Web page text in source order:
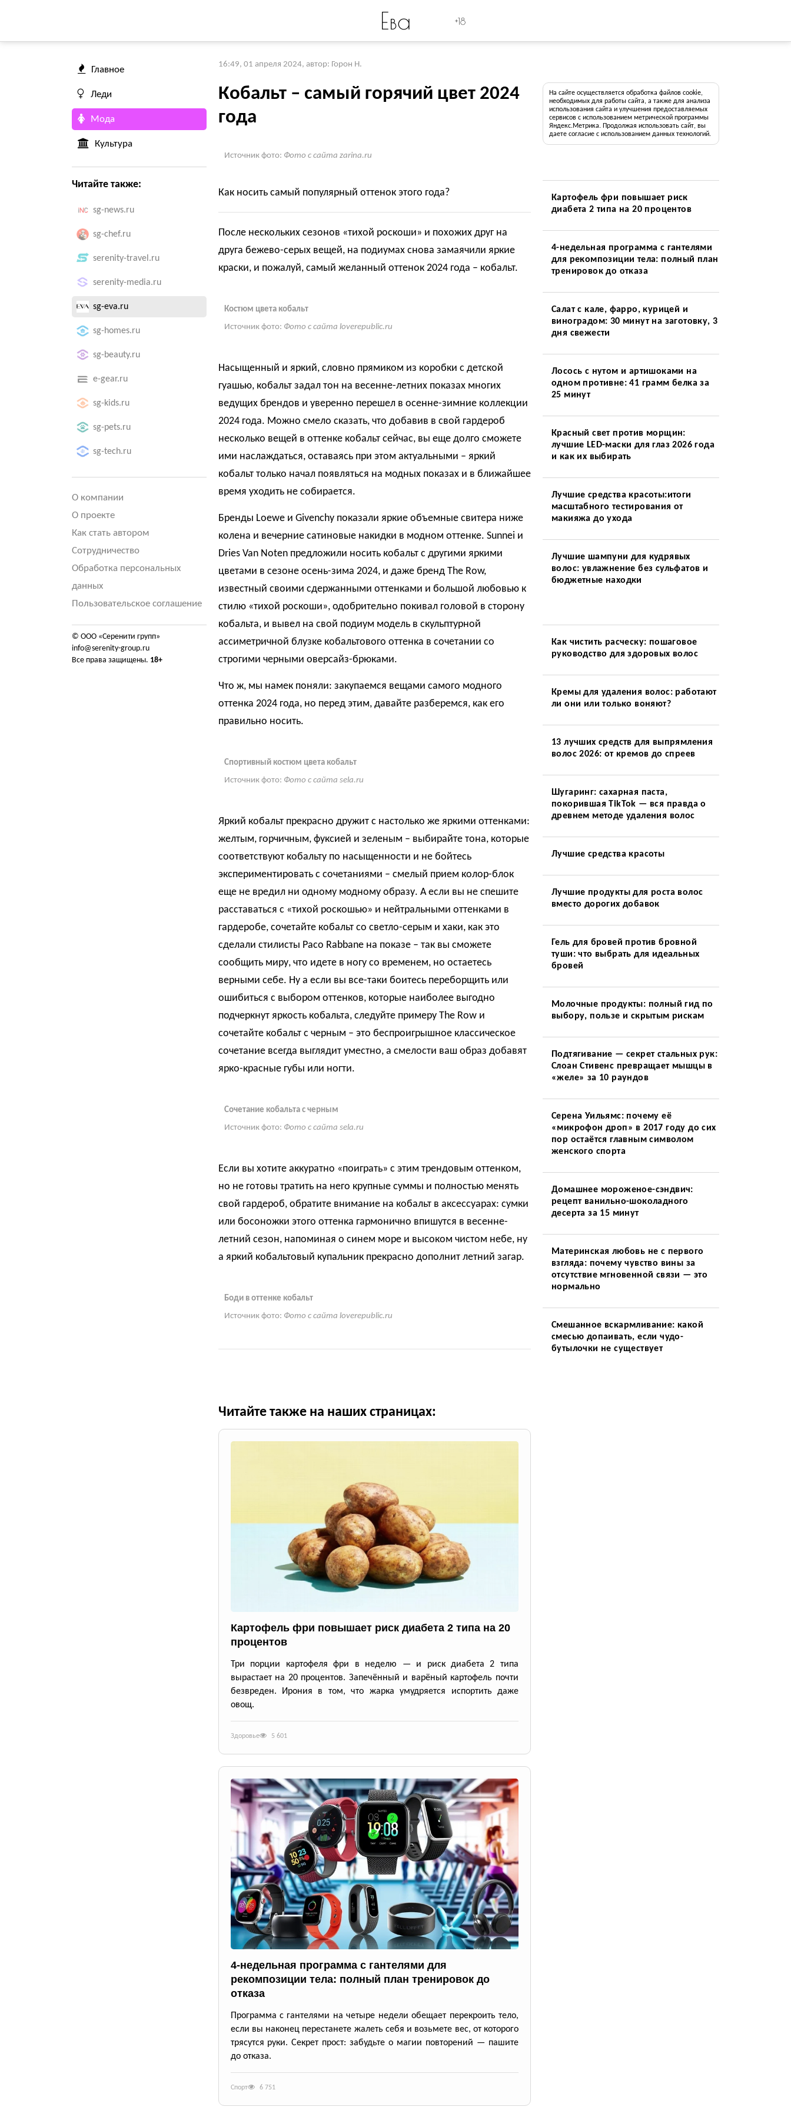
Ева +18
Главное
Леди
Мода
Культура
Читайте также:
sg-news.ru
sg-chef.ru
serenity-travel.ru
serenity-media.ru
sg-eva.ru
sg-homes.ru
sg-beauty.ru
e-gear.ru
sg-kids.ru
sg-pets.ru
sg-tech.ru
О компании
О проекте
Как стать автором
Сотрудничество
Обработка персональных
данных
Пользовательское соглашение
© ООО «Серенити групп»
info@serenity-group.ru
Все права защищены. 18+
16:49, 01 апреля 2024, автор: Горон Н.
Кобальт – самый горячий цвет 2024
года
Источник фото: Фото с сайта zarina.ru
Как носить самый популярный оттенок этого года?
После нескольких сезонов «тихой роскоши» и похожих друг на
друга бежево-серых вещей, на подиумах снова замаячили яркие
краски, и пожалуй, самый желанный оттенок 2024 года – кобальт.
Костюм цвета кобальт
Источник фото: Фото с сайта loverepublic.ru
Насыщенный и яркий, словно прямиком из коробки с детской
гуашью, кобальт задал тон на весенне-летних показах многих
ведущих брендов и уверенно перешел в осенне-зимние коллекции
2024 года. Можно смело сказать, что добавив в свой гардероб
несколько вещей в оттенке кобальт сейчас, вы еще долго сможете
ими наслаждаться, оставаясь при этом актуальными – яркий
кобальт только начал появляться на модных показах и в ближайшее
время уходить не собирается.
Бренды Loewe и Givenchy показали яркие объемные свитера ниже
колена и вечерние сатиновые накидки в модном оттенке. Sunnei и
Dries Van Noten предложили носить кобальт с другими яркими
цветами в сезоне осень-зима 2024, и даже бренд The Row,
известный своими сдержанными оттенками и большой любовью к
стилю «тихой роскоши», одобрительно покивал головой в сторону
кобальта, и вывел на свой подиум модель в скульптурной
ассиметричной блузке кобальтового оттенка в сочетании со
строгими черными оверсайз-брюками.
Что ж, мы намек поняли: закупаемся вещами самого модного
оттенка 2024 года, но перед этим, давайте разберемся, как его
правильно носить.
Спортивный костюм цвета кобальт
Источник фото: Фото с сайта sela.ru
Яркий кобальт прекрасно дружит с настолько же яркими оттенками:
желтым, горчичным, фуксией и зеленым – выбирайте тона, которые
соответствуют кобальту по насыщенности и не бойтесь
экспериментировать с сочетаниями – смелый прием колор-блок
еще не вредил ни одному модному образу. А если вы не спешите
расставаться с «тихой роскошью» и нейтральными оттенками в
гардеробе, сочетайте кобальт со светло-серым и хаки, как это
сделали стилисты Paco Rabbane на показе – так вы сможете
сообщить миру, что идете в ногу со временем, но остаетесь
верными себе. Ну а если вы все-таки боитесь переборщить или
ошибиться с выбором оттенков, которые наиболее выгодно
подчеркнут яркость кобальта, следуйте примеру The Row и
сочетайте кобальт с черным – это беспроигрышное классическое
сочетание всегда выглядит уместно, а смелости ваш образ добавят
ярко-красные губы или ногти.
Сочетание кобальта с черным
Источник фото: Фото с сайта sela.ru
Если вы хотите аккуратно «поиграть» с этим трендовым оттенком,
но не готовы тратить на него крупные суммы и полностью менять
свой гардероб, обратите внимание на кобальт в аксессуарах: сумки
или босоножки этого оттенка гармонично впишутся в весенне-
летний сезон, напоминая о синем море и высоком чистом небе, ну
а яркий кобальтовый купальник прекрасно дополнит летний загар.
Боди в оттенке кобальт
Источник фото: Фото с сайта loverepublic.ru
Читайте также на наших страницах:
Картофель фри повышает риск диабета 2 типа на 20
процентов
Три порции картофеля фри в неделю — и риск диабета 2 типа
вырастает на 20 процентов. Запечённый и варёный картофель почти
безвреден. Ирония в том, что жарка умудряется испортить даже
овощ.
Здоровье 5 601
4-недельная программа с гантелями для
рекомпозиции тела: полный план тренировок до
отказа
Программа с гантелями на четыре недели обещает перекроить тело,
если вы наконец перестанете жалеть себя и возьмете вес, от которого
трясутся руки. Секрет прост: забудьте о магии повторений — пашите
до отказа.
Спорт 6 751
На сайте осуществляется обработка файлов cookie,
необходимых для работы сайта, а также для анализа
использования сайта и улучшения предоставляемых
сервисов с использованием метрической программы
Яндекс.Метрика. Продолжая использовать сайт, вы
даете согласие с использованием данных технологий.
Картофель фри повышает риск
диабета 2 типа на 20 процентов
4-недельная программа с гантелями
для рекомпозиции тела: полный план
тренировок до отказа
Салат с кале, фарро, курицей и
виноградом: 30 минут на заготовку, 3
дня свежести
Лосось с нутом и артишоками на
одном противне: 41 грамм белка за
25 минут
Красный свет против морщин:
лучшие LED-маски для глаз 2026 года
и как их выбирать
Лучшие средства красоты:итоги
масштабного тестирования от
макияжа до ухода
Лучшие шампуни для кудрявых
волос: увлажнение без сульфатов и
бюджетные находки
Как чистить расческу: пошаговое
руководство для здоровых волос
Кремы для удаления волос: работают
ли они или только воняют?
13 лучших средств для выпрямления
волос 2026: от кремов до спреев
Шугаринг: сахарная паста,
покорившая TikTok — вся правда о
древнем методе удаления волос
Лучшие средства красоты
Лучшие продукты для роста волос
вместо дорогих добавок
Гель для бровей против бровной
туши: что выбрать для идеальных
бровей
Молочные продукты: полный гид по
выбору, пользе и скрытым рискам
Подтягивание — секрет стальных рук:
Слоан Стивенс превращает мышцы в
«желе» за 10 раундов
Серена Уильямс: почему её
«микрофон дроп» в 2017 году до сих
пор остаётся главным символом
женского спорта
Домашнее мороженое-сэндвич:
рецепт ванильно-шоколадного
десерта за 15 минут
Материнская любовь не с первого
взгляда: почему чувство вины за
отсутствие мгновенной связи — это
нормально
Смешанное вскармливание: какой
смесью допаивать, если чудо-
бутылочки не существует